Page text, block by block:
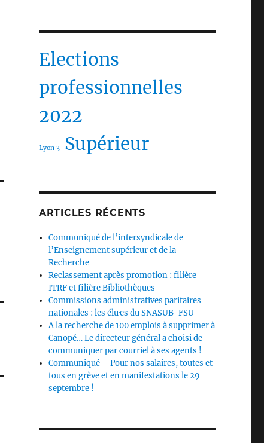
Elections
professionnelles
2022
Lyon 3 Supérieur
ARTICLES RÉCENTS
Communiqué de l’intersyndicale de
l’Enseignement supérieur et de la
Recherche
Reclassement après promotion : filière
ITRF et filière Bibliothèques
Commissions administratives paritaires
nationales : les élu·es du SNASUB-FSU
A la recherche de 100 emplois à supprimer à
Canopé… Le directeur général a choisi de
communiquer par courriel à ses agents !
Communiqué – Pour nos salaires, toutes et
tous en grève et en manifestations le 29
septembre !